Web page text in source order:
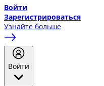
Войти
Зарегистрироваться
Узнайте больше
Войти